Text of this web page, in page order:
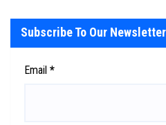
Subscribe To Our Newsletter
Email *